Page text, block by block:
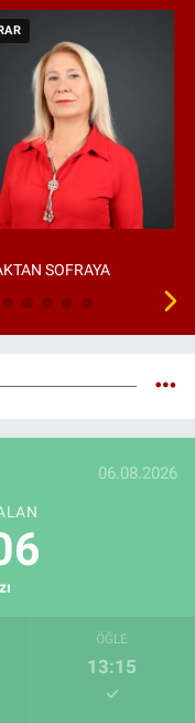
SOFRAYA
06.08.2026
ÖĞLE
13:15